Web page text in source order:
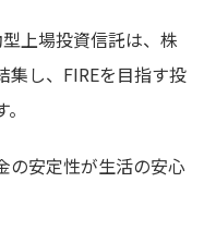
上場投資信託は、株
集し、FIREを目指す投
の安定性が生活の安心